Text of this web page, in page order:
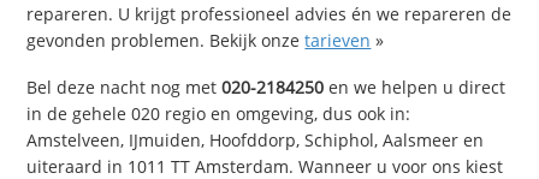
repareren. U krijgt professioneel advies én we repareren de
gevonden problemen. Bekijk onzetarieven »
Bel deze nacht nog met020-2184250 en we helpen u direct
in de gehele 020 regio en omgeving, dus ook in:
Amstelveen, IJmuiden, Hoofddorp, Schiphol, Aalsmeer en
uiteraard in 1011 TT Amsterdam. Wanneer u voor ons kiest